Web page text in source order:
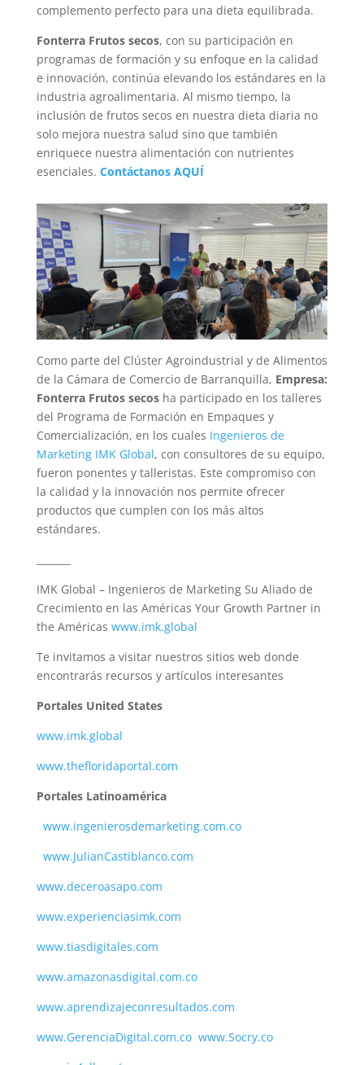
complemento perfecto para una dieta equilibrada.
Fonterra Frutos secos, con su participación en
programas de formación y su enfoque en la calidad
e innovación, continúa elevando los estándares en la
industria agroalimentaria. Al mismo tiempo, la
inclusión de frutos secos en nuestra dieta diaria no
solo mejora nuestra salud sino que también
enriquece nuestra alimentación con nutrientes
esenciales. Contáctanos AQUÍ
Como parte del Clúster Agroindustrial y de Alimentos
de la Cámara de Comercio de Barranquilla, Empresa:
Fonterra Frutos secosha participado en los talleres
del Programa de Formación en Empaques y
Comercialización, en los cuales Ingenieros de
Marketing IMK Global, con consultores de su equipo,
fueron ponentes y talleristas. Este compromiso con
la calidad y la innovación nos permite ofrecer
productos que cumplen con los más altos
estándares.
IMK Global – Ingenieros de Marketing Su Aliado de
Crecimiento en las Américas Your Growth Partner in
the Américas www.imk.global
Te invitamos a visitar nuestros sitios web donde
encontrarás recursos y artículos interesantes
Portales United States
www.imk.global
www.thefloridaportal.com
Portales Latinoamérica
www.ingenierosdemarketing.com.co
www.JulianCastiblanco.com
www.deceroasapo.com
www.experienciasimk.com
www.tiasdigitales.com
www.amazonasdigital.com.co
www.aprendizajeconresultados.com
www.GerenciaDigital.com.co www.Socry.co